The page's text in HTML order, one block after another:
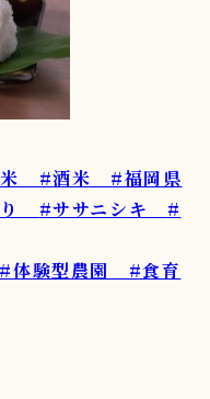
米 #酒米 #福岡県
#ササニシキ #
験型農園 #食育